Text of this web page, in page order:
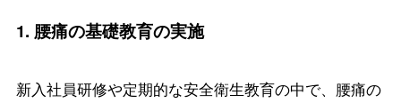
1. 腰痛の基礎教育の実施
新入社員研修や定期的な安全衛生教育の中で、腰痛の